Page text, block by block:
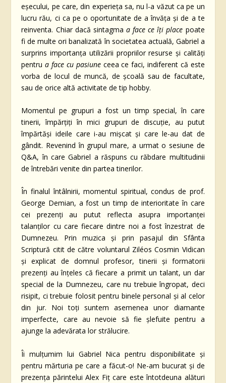
eșecului, pe care, din experieța sa, nu l-a văzut ca pe un
lucru rău, ci ca pe o oportunitate de a învăța și de a te
reinventa. Chiar dacă sintagma a face ce îți place poate
fi de multe ori banalizată în societatea actuală, Gabriel a
surprins importanța utilizării propriilor resurse și calități
pentrua face cu pasiuneceea ce faci, indiferent că este
vorba de locul de muncă, de școală sau de facultate,
sau de orice altă activitate de tip hobby.
Momentul pe grupuri a fost un timp special, în care
tinerii, împărțiți în mici grupuri de discuție, au putut
împărtăși ideile care i-au mișcat și care le-au dat de
gândit. Revenind în grupul mare, a urmat o sesiune de
Q&A, în care Gabriel a răspuns cu răbdare multitudinii
de întrebări venite din partea tinerilor.
În finalul întâlnirii, momentul spiritual, condus de prof.
George Demian, a fost un timp de interioritate în care
cei prezenți au putut reflecta asupra importanței
talanților cu care fiecare dintre noi a fost înzestrat de
Dumnezeu. Prin muzica și prin pasajul din Sfânta
Scriptură citit de către voluntarul Ziléos Cosmin Vidican
și explicat de domnul profesor, tinerii și formatorii
prezenți au înțeles că fiecare a primit un talant, un dar
special de la Dumnezeu, care nu trebuie îngropat, deci
risipit, ci trebuie folosit pentru binele personal și al celor
din jur. Noi toți suntem asemenea unor diamante
imperfecte, care au nevoie să fie șlefuite pentru a
ajunge la adevărata lor strălucire.
Îi mulțumim lui Gabriel Nica pentru disponibilitate și
pentru mărturia pe care a făcut-o! Ne-am bucurat și de
prezența părintelui Alex Fiț care este întotdeuna alături